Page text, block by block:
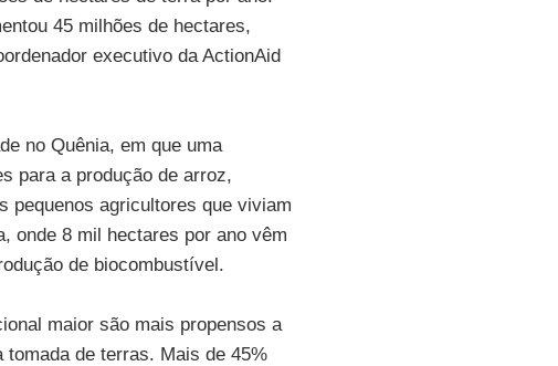
45 milhões de hectares,
executivo da ActionAid
no Quênia, em que uma
para a produção de arroz,
pequenos agricultores que viviam
onde 8 mil hectares por ano vêm
de biocombustível.
maior são mais propensos a
de terras. Mais de 45%